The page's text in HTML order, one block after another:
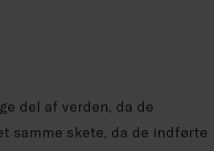
del af verden, da de
samme skete, da de indførte